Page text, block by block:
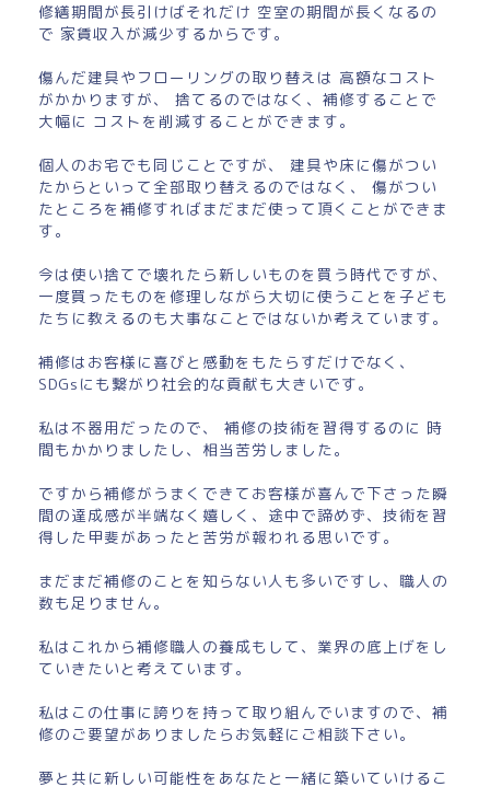
修繕期間が長引けばそれだけ 空室の期間が長くなるの
で 家賃収入が減少するからです。
傷んだ建具やフローリングの取り替えは 高額なコスト
がかかりますが、 捨てるのではなく、補修することで
大幅に コストを削減することができます。
個人のお宅でも同じことですが、 建具や床に傷がつい
たからといって全部取り替えるのではなく、 傷がつい
たところを補修すればまだまだ使って頂くことができま
す。
今は使い捨てで壊れたら新しいものを買う時代ですが、
一度買ったものを修理しながら大切に使うことを子ども
たちに教えるのも大事なことではないか考えています。
補修はお客様に喜びと感動をもたらすだけでなく、
SDGsにも繋がり社会的な貢献も大きいです。
私は不器用だったので、 補修の技術を習得するのに 時
間もかかりましたし、相当苦労しました。
ですから補修がうまくできてお客様が喜んで下さった瞬
間の達成感が半端なく嬉しく、途中で諦めず、技術を習
得した甲斐があったと苦労が報われる思いです。
まだまだ補修のことを知らない人も多いですし、職人の
数も足りません。
私はこれから補修職人の養成もして、業界の底上げをし
ていきたいと考えています。
私はこの仕事に誇りを持って取り組んでいますので、補
修のご要望がありましたらお気軽にご相談下さい。
夢と共に新しい可能性をあなたと一緒に築いていけるこ